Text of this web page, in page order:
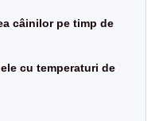
câinilor pe timp de
cu temperaturi de